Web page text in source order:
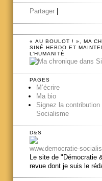
Partager
« AU BOULOT ! », MA
SINÉ HEBDO ET
L’HUMANITÉ
PAGES
M’écrire
Ma bio
Signez la
Socialisme
D&S
www.democratie-
Le site de "Démocratie
revue dont je suis le